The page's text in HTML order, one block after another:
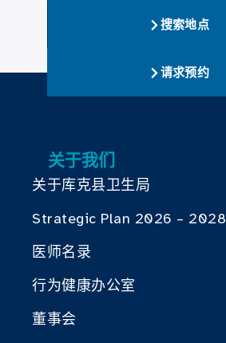
搜索地点
请求预约
关于我们
关于库克县卫生局
Strategic Plan 2026 – 2028
医师名录
行为健康办公室
董事会